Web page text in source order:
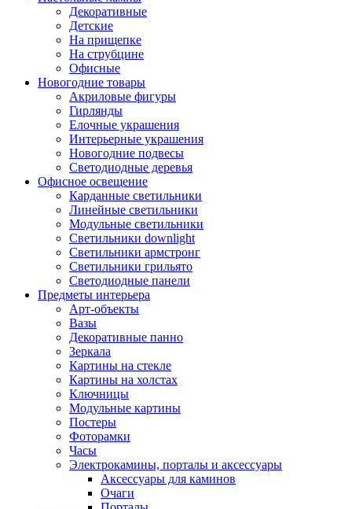
Декоративные
Детские
На прищепке
На струбцине
Офисные
Новогодние товары
Акриловые фигуры
Гирлянды
Елочные украшения
Интерьерные украшения
Новогодние подвесы
Светодиодные деревья
Офисное освещение
Карданные светильники
Линейные светильники
Модульные светильники
Светильники downlight
Светильники армстронг
Светильники грильято
Светодиодные панели
Предметы интерьера
Арт-объекты
Вазы
Декоративные панно
Зеркала
Картины на стекле
Картины на холстах
Ключницы
Модульные картины
Постеры
Фоторамки
Часы
Электрокамины, порталы и аксессуары
Аксессуары для каминов
Очаги